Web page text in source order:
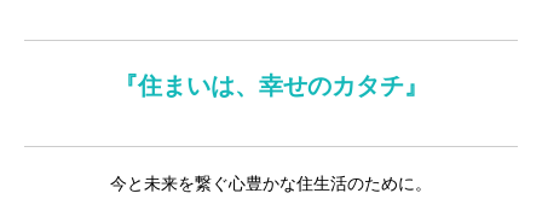
『住まいは、幸せのカタチ』
今と未来を繋ぐ心豊かな住生活のために。